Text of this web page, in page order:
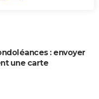
: envoyer
une carte